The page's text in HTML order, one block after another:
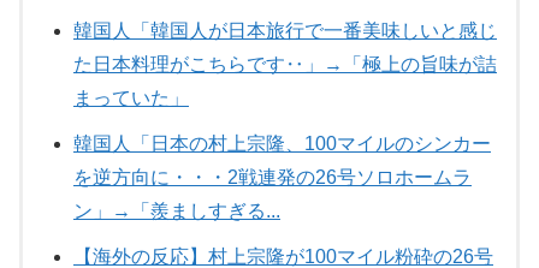
韓国人「韓国人が日本旅行で一番美味しいと感じ
た日本料理がこちらです‥」→「極上の旨味が詰
まっていた」
韓国人「日本の村上宗隆、100マイルのシンカー
を逆方向に・・・2戦連発の26号ソロホームラ
ン」→「羨ましすぎる...
【海外の反応】村上宗隆が100マイル粉砕の26号